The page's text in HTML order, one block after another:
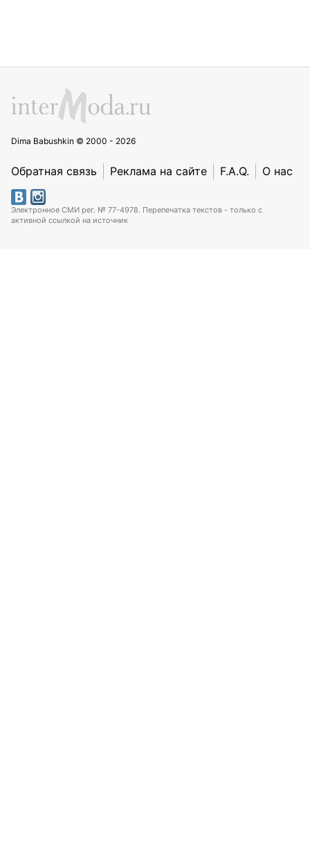
Dima Babushkin © 2000 - 2026
Обратная связь Реклама на сайте F.A.Q. О нас
Электронное СМИ рег. № 77-4978. Перепечатка текстов - только с
активной ссылкой на источник